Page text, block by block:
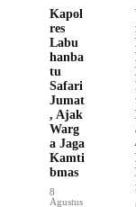
Kapol
res
Labu
hanba
tu
Safari
Jumat
, Ajak
Warg
a Jaga
Kamti
bmas
8
Agustus